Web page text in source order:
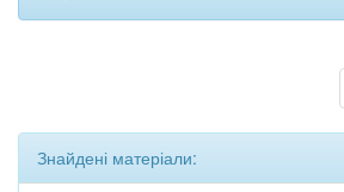
Знайдені матеріали: